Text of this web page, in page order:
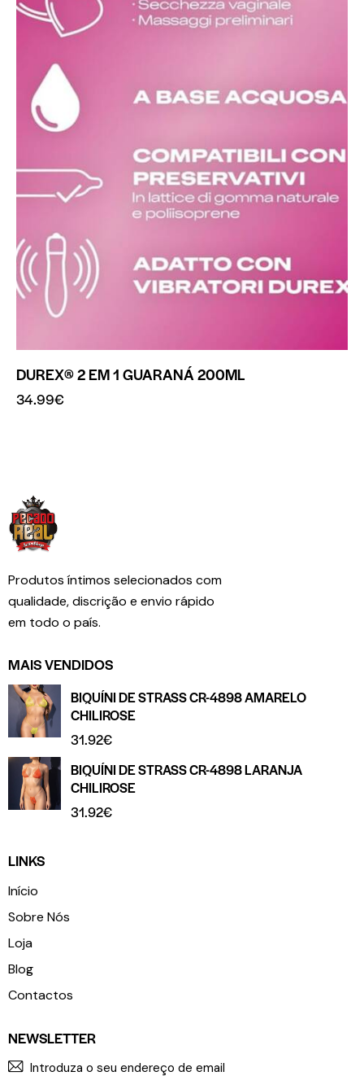
DUREX® 2 EM 1 GUARANÁ 200ML
34.99€
Produtos íntimos selecionados com
qualidade, discrição e envio rápido
em todo o país.
MAIS VENDIDOS
BIQUÍNI DE STRASS CR-4898 AMARELO
CHILIROSE
31.92€
BIQUÍNI DE STRASS CR-4898 LARANJA
CHILIROSE
31.92€
LINKS
Início
Sobre Nós
Loja
Blog
Contactos
NEWSLETTER